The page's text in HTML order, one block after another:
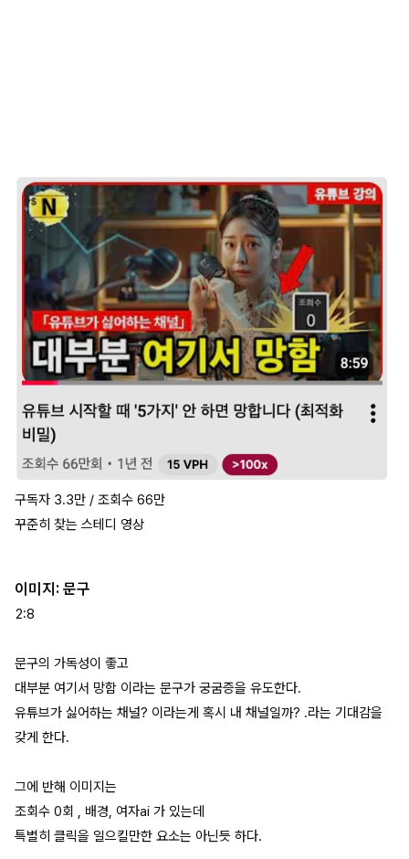
구독자 3.3만 / 조회수 66만
꾸준히 찾는 스테디 영상
이미지: 문구
2:8
문구의 가독성이 좋고
대부분 여기서 망함 이라는 문구가 궁굼증을 유도한다.
유튜브가 싫어하는 채널? 이라는게 혹시 내 채널일까? .라는 기대감을
갖게 한다.
그에 반해 이미지는
조회수 0회 , 배경, 여자ai 가 있는데
특별히 클릭을 일으킬만한 요소는 아닌듯 하다.